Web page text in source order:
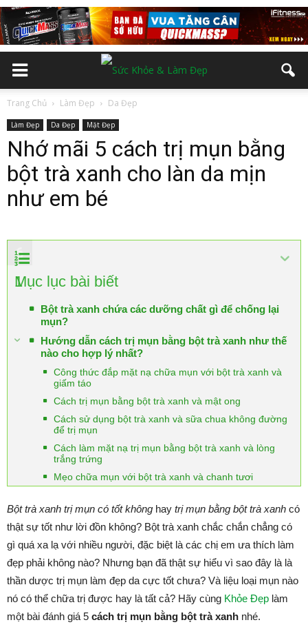
Trang Chủ Làm Đẹp Da Đẹp
Làm Đẹp Da Đẹp Mặt Đẹp
Nhớ mãi 5 cách trị mụn bằng
bột trà xanh cho làn da mịn
như em bé
1
Mục lục bài biết
Bột trà xanh chứa các dưỡng chất gì để chống lại
mụn?
Hướng dẫn cách trị mụn bằng bột trà xanh như thế
nào cho hợp lý nhất?
Công thức đắp mặt nạ chữa mụn với bột trà xanh và
giấm táo
Cách trị mụn bằng bột trà xanh và mật ong
Cách sử dụng bột trà xanh và sữa chua không đường
để trị mụn
Cách làm mặt nạ trị mụn bằng bột trà xanh và lòng
trắng trứng
Mẹo chữa mụn với bột trà xanh và chanh tươi
Bột trà xanh trị mụn có tốt không hay trị mụn bằng bột trà xanh có
thật sự tốt như lời đồn không? Bột trà xanh chắc chắn chẳng có
gì quá xa lạ với nhiều người, đặc biệt là các chị em ưa thích làm
đẹp phải không nào? Nhưng bạn đã thật sự hiểu vì sao đây là là
thần dược trị mụn làm đẹp da cực tốt chưa? Và liệu loại mụn nào
nó có thể chữa trị được hay là tất cả? Hãy cùng Khỏe Đẹp làm
một bài đánh giá 5 cách trị mụn bằng bột trà xanh nhé.
2
3
4
5
6